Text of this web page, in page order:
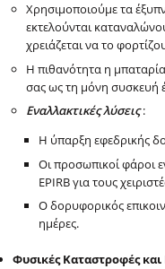
Χρησιμοποιούμε τα
εκτελούνται
χρειάζεται να το
Η πιθανότητα η
σας ως τη μόνη συσκευή
Εναλλακτικές λύσεις:
Η ύπαρξη εφεδρικής
Οι προσωπικοί φάροι
EPIRB για τους
Ο δορυφορικός
ημέρες.
Φυσικές Καταστροφές